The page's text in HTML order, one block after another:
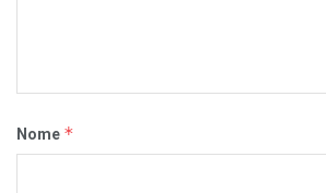
Nome *